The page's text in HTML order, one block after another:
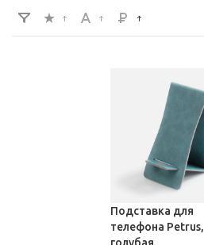
Подставка для
телефона Petrus,